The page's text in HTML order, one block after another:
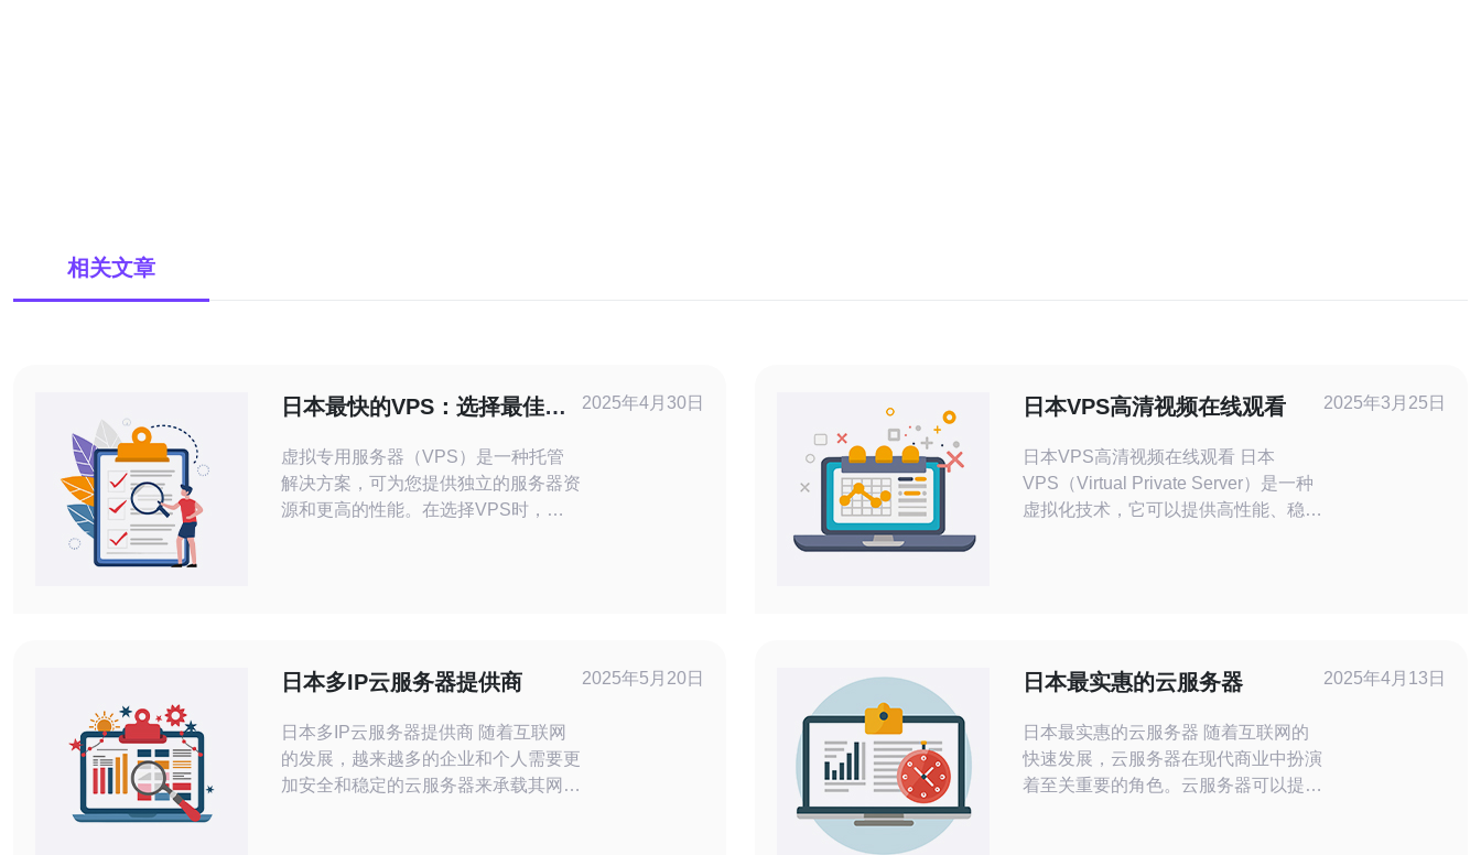
相关文章
日本最快的VPS：选择最佳性
虚拟专用服务器（VPS）是一种托管
解决方案，可为您提供独立的服务器资
源和更高的性能。在选择VPS时，性
据中心设施，配备了高性能的服务器和
网络设备。他们的VPS方案使用最新
2025年4月30日 日本VPS高清视频在线观看
日本VPS高清视频在线观看 日本
VPS（Virtual Private Server）是一种
虚拟化技术，它可以提供高性能、稳定
清视频观看的平台。由于日本VP
2025年3月25日
日本多IP云服务器提供商
日本多IP云服务器提供商 随着互联网
的发展，越来越多的企业和个人需要更
加安全和稳定的云服务器来承载其网站
2025年5月20日 日本最实惠的云服务器
日本最实惠的云服务器 随着互联网的
快速发展，云服务器在现代商业中扮演
着至关重要的角色。云服务器可以提供
2025年4月13日